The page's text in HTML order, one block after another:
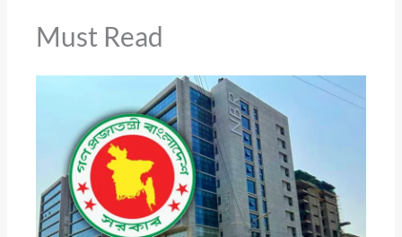
Must Read